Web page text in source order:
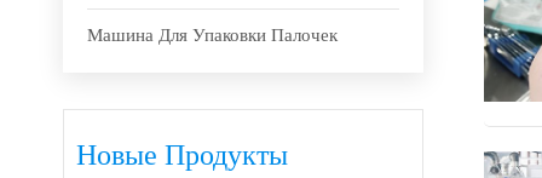
Машина Для Упаковки Палочек
Новые Продукты